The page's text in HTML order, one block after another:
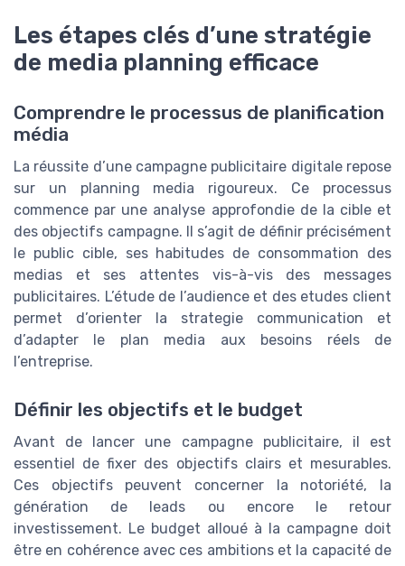
Les étapes clés d’une stratégie
de media planning efficace
Comprendre le processus de planification
média
La réussite d’une campagne publicitaire digitale repose
sur un planning media rigoureux. Ce processus
commence par une analyse approfondie de la cible et
des objectifs campagne. Il s’agit de définir précisément
le public cible, ses habitudes de consommation des
medias et ses attentes vis-à-vis des messages
publicitaires. L’étude de l’audience et des etudes client
permet d’orienter la strategie communication et
d’adapter le plan media aux besoins réels de
l’entreprise.
Définir les objectifs et le budget
Avant de lancer une campagne publicitaire, il est
essentiel de fixer des objectifs clairs et mesurables.
Ces objectifs peuvent concerner la notoriété, la
génération de leads ou encore le retour
investissement. Le budget alloué à la campagne doit
être en cohérence avec ces ambitions et la capacité de